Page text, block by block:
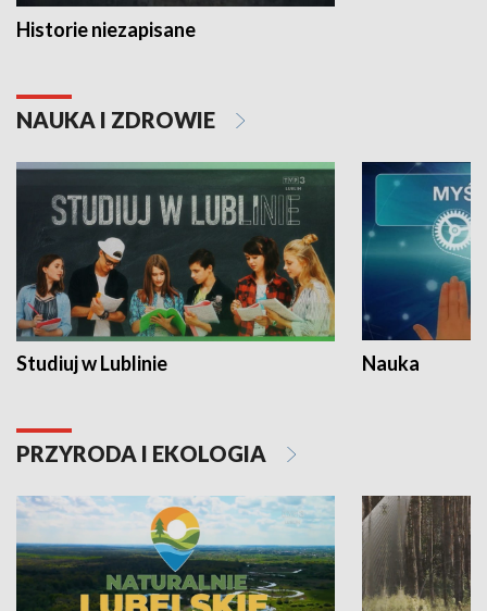
Historie niezapisane
NAUKA I ZDROWIE
Studiuj w Lublinie Nauka
PRZYRODA I EKOLOGIA